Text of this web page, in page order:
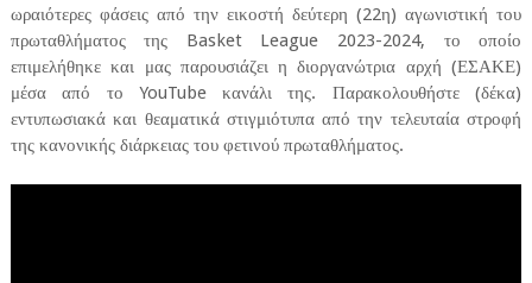
ωραιότερες φάσεις από την εικοστή δεύτερη (22η) αγωνιστική του
πρωταθλήματος της Basket League 2023-2024, το οποίο
επιμελήθηκε και μας παρουσιάζει η διοργανώτρια αρχή (ΕΣΑΚΕ)
μέσα από το YouTube κανάλι της. Παρακολουθήστε (δέκα)
εντυπωσιακά και θεαματικά στιγμιότυπα από την τελευταία στροφή
της κανονικής διάρκειας του φετινού πρωταθλήματος.